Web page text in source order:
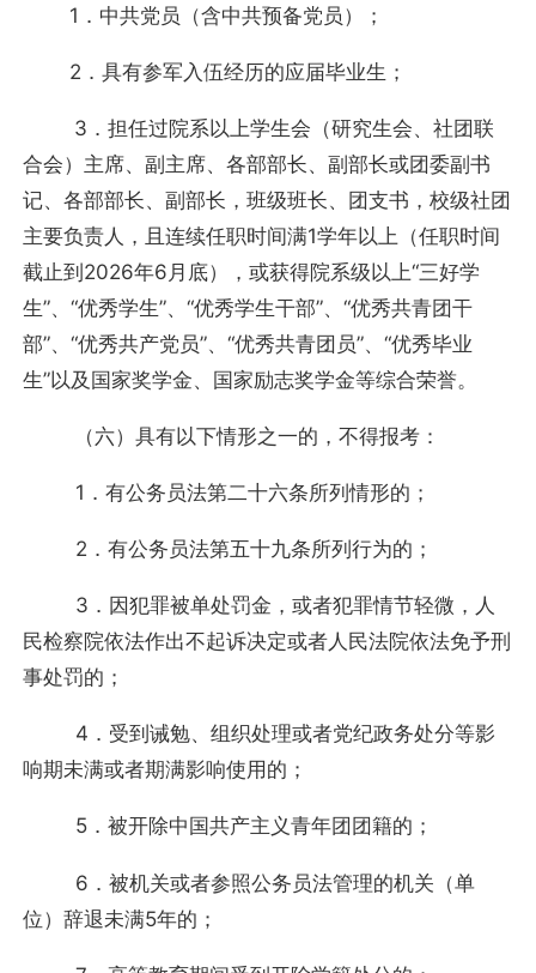
1．中共党员（含中共预备党员）；
2．具有参军入伍经历的应届毕业生；
3．担任过院系以上学生会（研究生会、社团联
合会）主席、副主席、各部部长、副部长或团委副书
记、各部部长、副部长，班级班长、团支书，校级社团
主要负责人，且连续任职时间满1学年以上（任职时间
截止到2026年6月底），或获得院系级以上“三好学
生”、“优秀学生”、“优秀学生干部”、“优秀共青团干
部”、“优秀共产党员”、“优秀共青团员”、“优秀毕业
生”以及国家奖学金、国家励志奖学金等综合荣誉。
（六）具有以下情形之一的，不得报考：
1．有公务员法第二十六条所列情形的；
2．有公务员法第五十九条所列行为的；
3．因犯罪被单处罚金，或者犯罪情节轻微，人
民检察院依法作出不起诉决定或者人民法院依法免予刑
事处罚的；
4．受到诫勉、组织处理或者党纪政务处分等影
响期未满或者期满影响使用的；
5．被开除中国共产主义青年团团籍的；
6．被机关或者参照公务员法管理的机关（单
位）辞退未满5年的；